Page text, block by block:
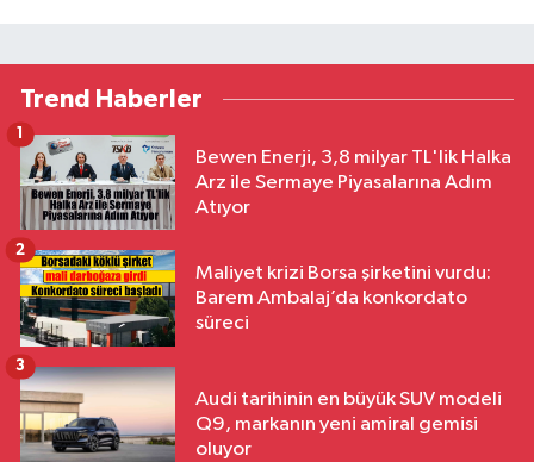
Trend Haberler
Bewen Enerji, 3,8 milyar TL'lik Halka
Arz ile Sermaye Piyasalarına Adım
Atıyor
1
Maliyet krizi Borsa şirketini vurdu:
Barem Ambalaj’da konkordato
süreci
2
Audi tarihinin en büyük SUV modeli
Q9, markanın yeni amiral gemisi
oluyor
3